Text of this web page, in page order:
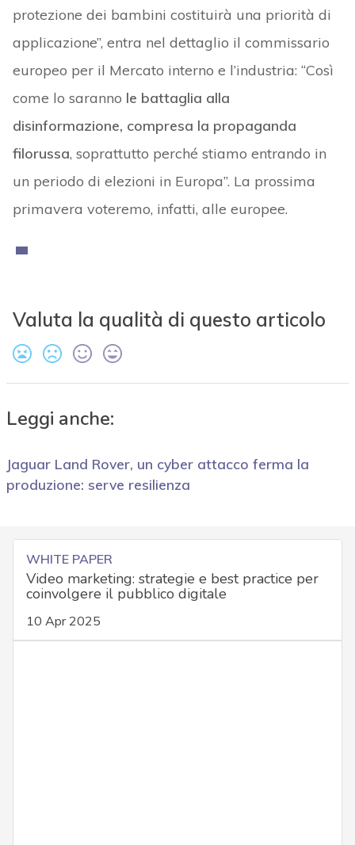
protezione dei bambini costituirà una priorità di
applicazione”, entra nel dettaglio il commissario
europeo per il Mercato interno e l’industria: “Così
come lo saranno le battaglia alla
disinformazione, compresa la propaganda
filorussa, soprattutto perché stiamo entrando in
un periodo di elezioni in Europa”. La prossima
primavera voteremo, infatti, alle europee.
Valuta la qualità di questo articolo
Leggi anche:
Jaguar Land Rover, un cyber attacco ferma la
produzione: serve resilienza
WHITE PAPER
Video marketing: strategie e best practice per
coinvolgere il pubblico digitale
10 Apr 2025